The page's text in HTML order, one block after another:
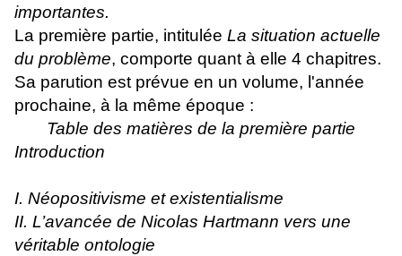
importantes.
La première partie, intitulée La situation actuelle
du problème, comporte quant à elle 4 chapitres.
Sa parution est prévue en un volume, l'année
prochaine, à la même époque :
Table des matières de la première partie
Introduction
I. Néopositivisme et existentialisme
II. L’avancée de Nicolas Hartmann vers une
véritable ontologie